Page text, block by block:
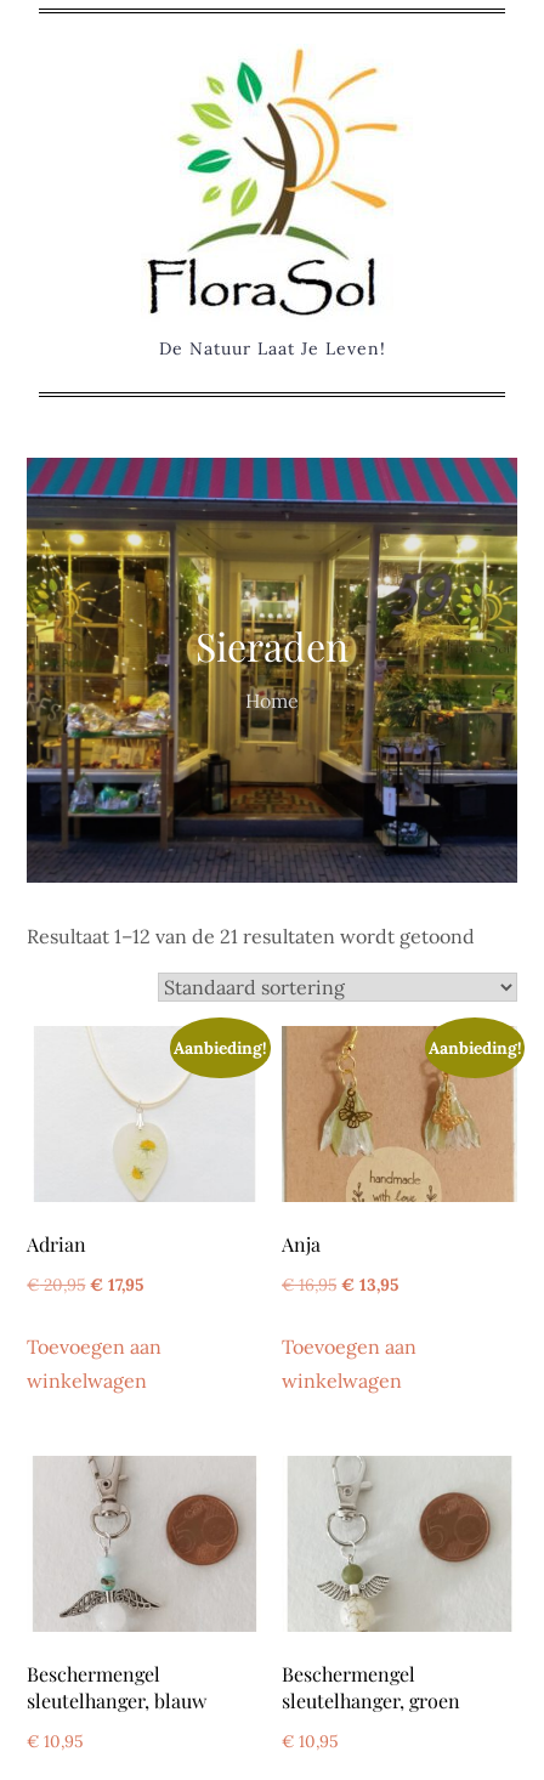
De Natuur Laat Je Leven!
Sieraden
Home
Resultaat 1–12 van de 21 resultaten wordt getoond
Aanbieding!
Adrian
€20,95Oorspronkelijke
was:
€ 20,95.
€ 17,95Huidige
is:
€ 17,95.
Toevoegen aan
winkelwagen
Aanbieding!
Anja
€16,95 Oorspronkelijke
was:
€ 16,95.
€ 13,95Huidige
is:
€ 13,95.
Toevoegen aan
winkelwagen
Beschermengel
sleutelhanger, blauw
€ 10,95
Beschermengel
sleutelhanger, groen
€ 10,95